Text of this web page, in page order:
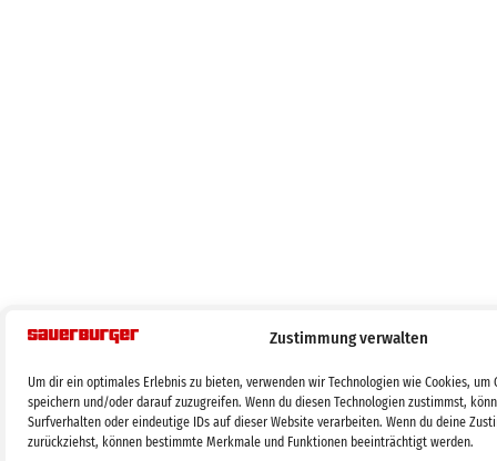
Zustimmung verwalten
Um dir ein optimales Erlebnis zu bieten, verwenden wir Technologien wie Cookies,
speichern und/oder darauf zuzugreifen. Wenn du diesen Technologien zustimmst,
Surfverhalten oder eindeutige IDs auf dieser Website verarbeiten. Wenn du deine
zurückziehst, können bestimmte Merkmale und Funktionen beeinträchtigt werden.